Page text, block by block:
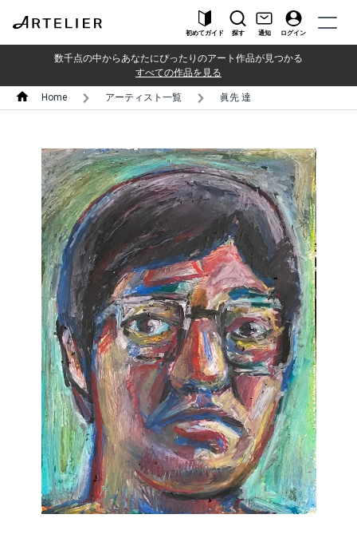
初めてガイド 探す 通知 ログイン
数千点の中からあなたにぴったりのアート作品が見つかる
すべての作品を見る
Home アーティスト一覧 眞先 達